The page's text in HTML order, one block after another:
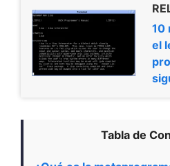
10
el
Tabla de